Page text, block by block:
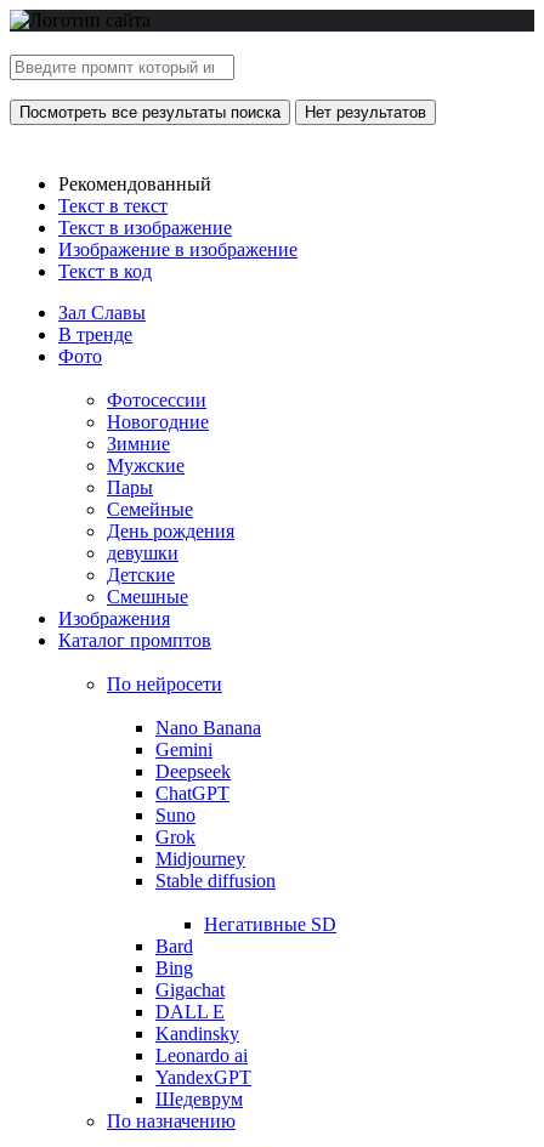
Посмотреть все результаты поиска Нет результатов
Рекомендованный
Текст в текст
Текст в изображение
Изображение в изображение
Текст в код
Зал Славы
В тренде
Фото
Фотосессии
Новогодние
Зимние
Мужские
Пары
Семейные
День рождения
девушки
Детские
Смешные
Изображения
Каталог промптов
По нейросети
Nano Banana
Gemini
Deepseek
ChatGPT
Suno
Grok
Midjourney
Stable diffusion
Негативные SD
Bard
Bing
Gigachat
DALL E
Kandinsky
Leonardo ai
YandexGPT
Шедеврум
По назначению